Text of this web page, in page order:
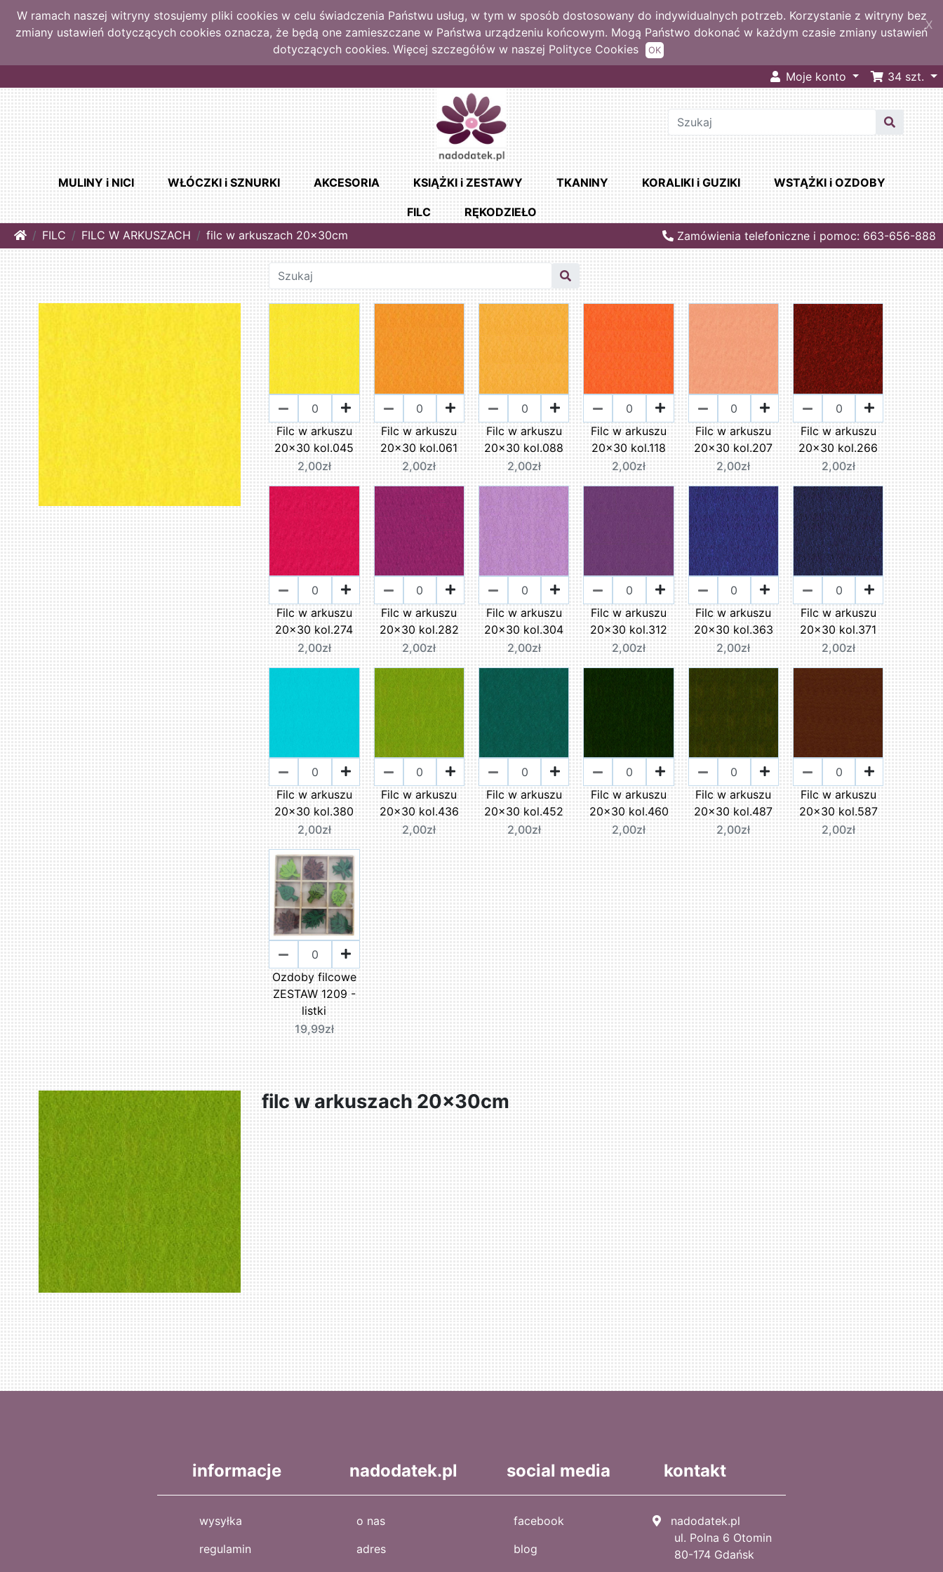
W ramach naszej witryny stosujemy pliki cookies w celu świadczenia Państwu usług, w tym w sposób dostosowany do indywidualnych potrzeb. Korzystanie z witryny bez
zmiany ustawień dotyczących cookies oznacza, że będą one zamieszczane w Państwa urządzeniu końcowym. Mogą Państwo dokonać w każdym czasie zmiany ustawień
dotyczących cookies. Więcej szczegółów w naszej Polityce Cookies
X
OK
Moje konto 34 szt.
MULINY i NICI WŁÓCZKI i SZNURKI AKCESORIA KSIĄŻKI i ZESTAWY TKANINY KORALIKI i GUZIKI WSTĄŻKI i OZDOBY
FILC
RĘKODZIEŁO
Home
FILC FILC W ARKUSZACH filc w arkuszach 20x30cm Zamówienia telefoniczne i pomoc: 663-656-888
Filc w arkuszu
20x30 kol.045
2,00zł
Filc w arkuszu
20x30 kol.061
2,00zł
Filc w arkuszu
20x30 kol.088
2,00zł
Filc w arkuszu
20x30 kol.118
2,00zł
Filc w arkuszu
20x30 kol.207
2,00zł
Filc w arkuszu
20x30 kol.266
2,00zł
Filc w arkuszu
20x30 kol.274
2,00zł
Filc w arkuszu
20x30 kol.282
2,00zł
Filc w arkuszu
20x30 kol.304
2,00zł
Filc w arkuszu
20x30 kol.312
2,00zł
Filc w arkuszu
20x30 kol.363
2,00zł
Filc w arkuszu
20x30 kol.371
2,00zł
Filc w arkuszu
20x30 kol.380
2,00zł
Filc w arkuszu
20x30 kol.436
2,00zł
Filc w arkuszu
20x30 kol.452
2,00zł
Filc w arkuszu
20x30 kol.460
2,00zł
Filc w arkuszu
20x30 kol.487
2,00zł
Filc w arkuszu
20x30 kol.587
2,00zł
Ozdoby filcowe
ZESTAW 1209 -
listki
19,99zł
filc w arkuszach 20x30cm
informacje
wysyłka
regulamin
nadodatek.pl
o nas
adres
social media
facebook
blog
kontakt
nadodatek.pl
ul. Polna 6 Otomin
80-174 Gdańsk